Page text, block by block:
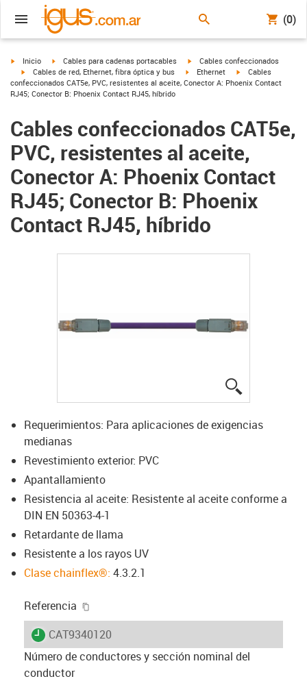
(0)
igus-icon-arrow-right
Inicio igus-icon-arrow-right
Cables para cadenas portacables igus-icon-arrow-right
Cables confeccionados
igus-icon-arrow-right
Cables de red, Ethernet, fibra óptica y bus igus-icon-arrow-right
Ethernet igus-icon-arrow-
Cables
confeccionados CAT5e, PVC, resistentes al aceite, Conector A: Phoenix Contact
RJ45; Conector B: Phoenix Contact RJ45, híbrido
Cables confeccionados CAT5e,
PVC, resistentes al aceite,
Conector A: Phoenix Contact
RJ45; Conector B: Phoenix
Contact RJ45, híbrido
Requerimientos: Para aplicaciones de exigencias
medianas
Revestimiento exterior: PVC
Apantallamiento
Resistencia al aceite: Resistente al aceite conforme a
DIN EN 50363-4-1
Retardante de llama
Resistente a los rayos UV
Clase chainflex®: 4.3.2.1
Referencia
igus-icon-lieferzeit
CAT9340120
Número de conductores y sección nominal del
conductor